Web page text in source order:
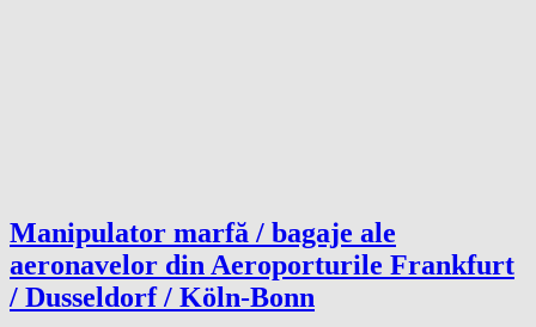
Manipulator marfă / bagaje ale
aeronavelor din Aeroporturile Frankfurt
/ Dusseldorf / Köln-Bonn